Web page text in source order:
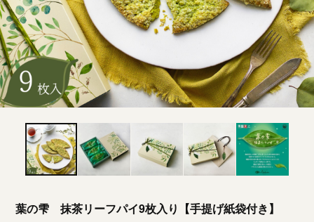
葉の雫 抹茶リーフパイ9枚入り【手提げ紙袋付き】